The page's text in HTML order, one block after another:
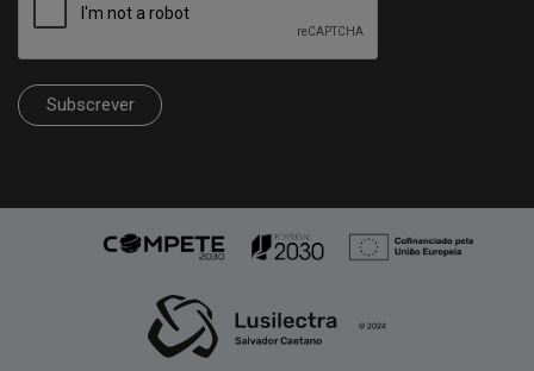
Subscrever